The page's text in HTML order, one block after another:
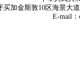
买加金斯敦10区海景大道
E-mail：